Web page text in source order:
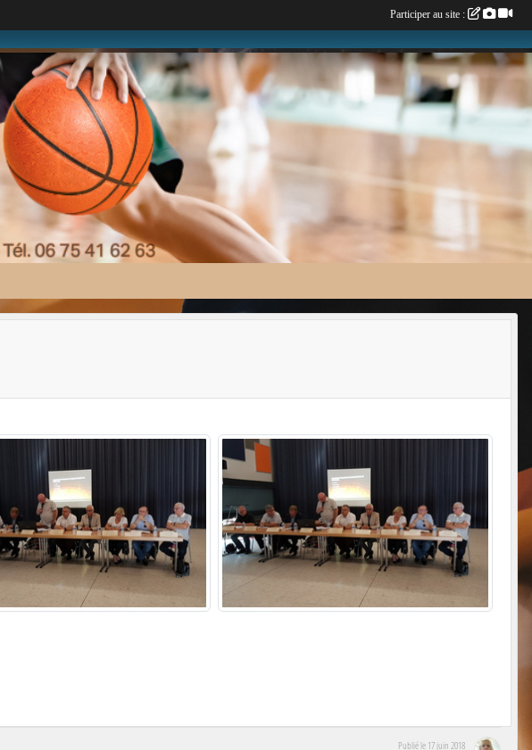
Publié le 17 juin 2018
Participer au site :